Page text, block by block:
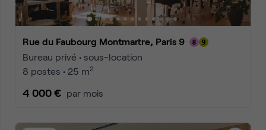
Rue du Faubourg Montmartre, Paris 9
Bureau privé • sous-location
8 postes • 25 m2
4 000 € par mois